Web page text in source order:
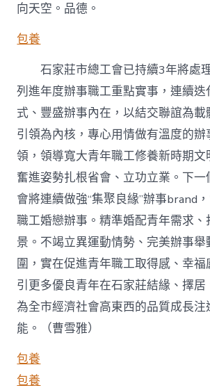
向天空。品德。
包養
石家莊市總工會已持續3年將處
列進年度辦事職工重點實事，連續迭
式、豐盛辦事內在，以結交聯誼為
引領為內核，專心用情做有溫度的辦
領，領導寬大青年職工修養新時期
奮進姿勢扎根省會、立功立業。下
會將連續做強“集聚良緣”辦事brand
職工婚戀辦事。精準婚配青年需求
景。不竭立異運動情勢、完美辦事
圍，實在促進青年職工取得感、幸
引更多優良青年在石家莊結緣、擇居
為全市經濟社會高東西的品質成長注
能。（曹雪雅）
包養
包養